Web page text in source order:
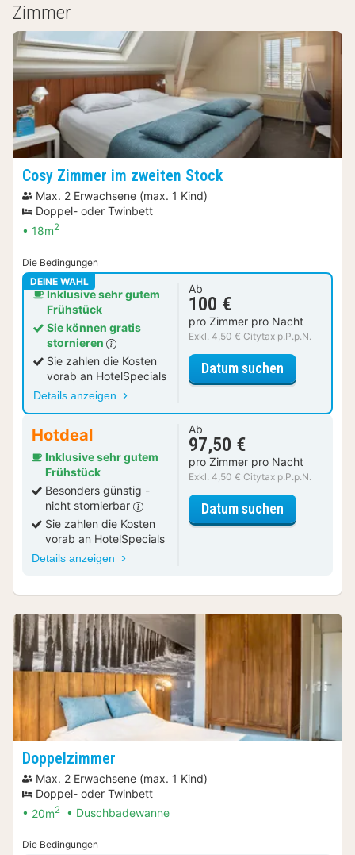
Zimmer
Cosy Zimmer im zweiten Stock
Max. 2 Erwachsene (max. 1 Kind)
Doppel- oder Twinbett
18m2
Die Bedingungen
DEINE WAHL
Inklusive sehr gutem
Frühstück
Sie können gratis
stornieren
Sie zahlen die Kosten
vorab an HotelSpecials
Details anzeigen
Ab
100 €
pro Zimmer pro Nacht
Exkl. 4,50 € Citytax p.P.p.N.
Datum suchen
Hotdeal
Inklusive sehr gutem
Frühstück
Besonders günstig -
nicht stornierbar
Sie zahlen die Kosten
vorab an HotelSpecials
Details anzeigen
Ab
97,50 €
pro Zimmer pro Nacht
Exkl. 4,50 € Citytax p.P.p.N.
Datum suchen
Doppelzimmer
Max. 2 Erwachsene (max. 1 Kind)
Doppel- oder Twinbett
20m2 Duschbadewanne
Die Bedingungen